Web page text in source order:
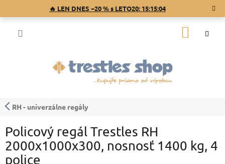
🔥 LEN DNES −20 % s LETO20: 15:15:04
RH - univerzálne regály
Policový regál Trestles RH
2000x1000x300, nosnosť 1400 kg, 4
police